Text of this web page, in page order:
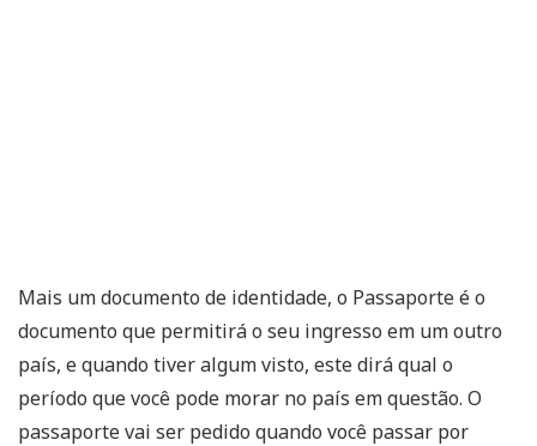
Mais um documento de identidade, o Passaporte é o
documento que permitirá o seu ingresso em um outro
país, e quando tiver algum visto, este dirá qual o
período que você pode morar no país em questão. O
passaporte vai ser pedido quando você passar por